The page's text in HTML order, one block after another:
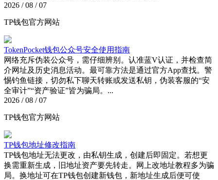
2026 / 08 / 07
TP钱包官方网站
TokenPocket钱包公众号安全使用指南
网络充斥伪装公众号，需仔细辨别。认准蓝V认证，并检查简
介网址及历史消息活动。最可靠方法是通过官方App查找。警
惕钓鱼链接，切勿私下聊天转账或发送私钥，伪装客服的“安
全审计”“资产验证”皆为骗局。...
2026 / 08 / 07
TP钱包官方网站
TP钱包地址修改指南
TP钱包地址无法更改，由私钥生成，创建后即固定。若想更
换需重新生成，旧地址资产要先转走。网上改地址教程多为骗
局。换地址可在TP钱包创建新钱包，新地址生成后便可使